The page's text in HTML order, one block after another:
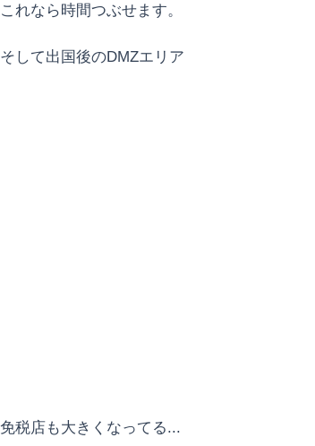
これなら時間つぶせます。
そして出国後のDMZエリア
免税店も大きくなってる...